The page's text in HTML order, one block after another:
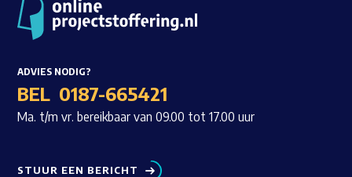
ADVIES NODIG?
BEL 0187-665421
Ma. t/m vr. bereikbaar van 09.00 tot 17.00 uur
STUUR EEN BERICHT